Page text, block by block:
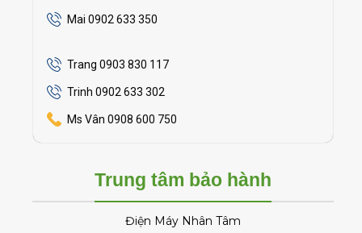
Mai 0902 633 350
Trang 0903 830 117
Trinh 0902 633 302
Ms Vân 0908 600 750
Trung tâm bảo hành
Điện Máy Nhân Tâm